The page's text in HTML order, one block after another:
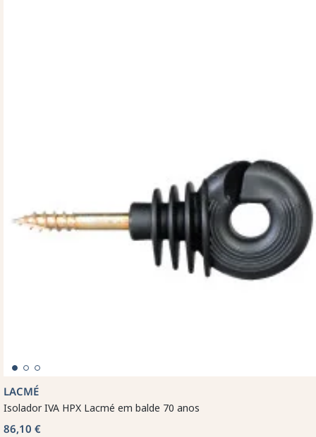
LACMÉ
Isolador IVA HPX Lacmé em balde 70 anos
86,10 €